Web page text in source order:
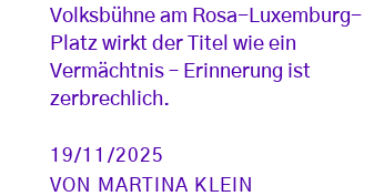
Volksbühne am Rosa-Luxemburg-
Platz wirkt der Titel wie ein
Vermächtnis – Erinnerung ist
zerbrechlich.
19/11/2025
VON
MARTINA KLEIN